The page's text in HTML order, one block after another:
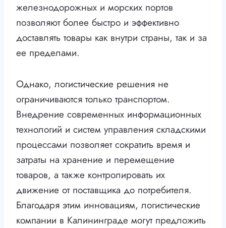
железнодорожных и морских портов
позволяют более быстро и эффективно
доставлять товары как внутри страны, так и за
ее пределами.
Однако, логистические решения не
ограничиваются только транспортом.
Внедрение современных информационных
технологий и систем управления складскими
процессами позволяет сократить время и
затраты на хранение и перемещение
товаров, а также контролировать их
движение от поставщика до потребителя.
Благодаря этим инновациям, логистические
компании в Калининграде могут предложить